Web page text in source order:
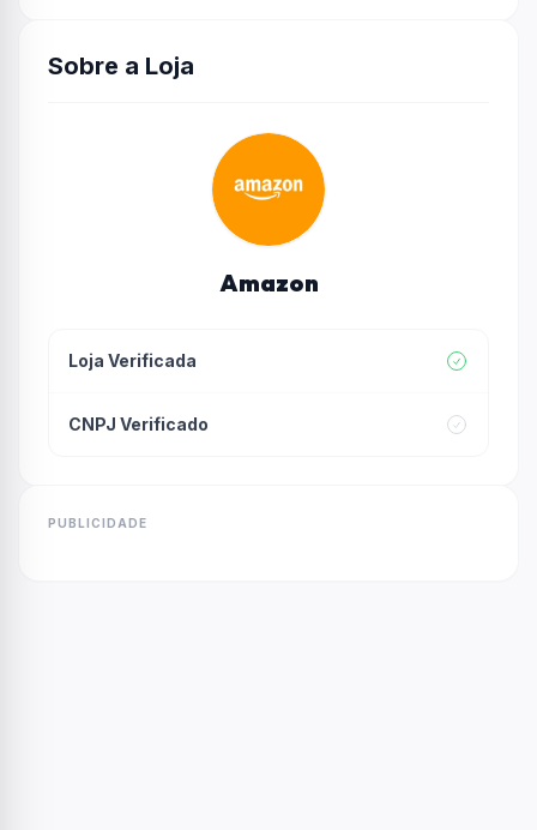
Sobre a Loja
Amazon
Loja Verificada
CNPJ Verificado
PUBLICIDADE